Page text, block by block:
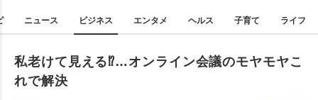
ニュース ビジネス エンタメ ヘルス 子育て ライフ
私老けて見える⁉︎…オンライン会議のモヤモヤこ
れで解決